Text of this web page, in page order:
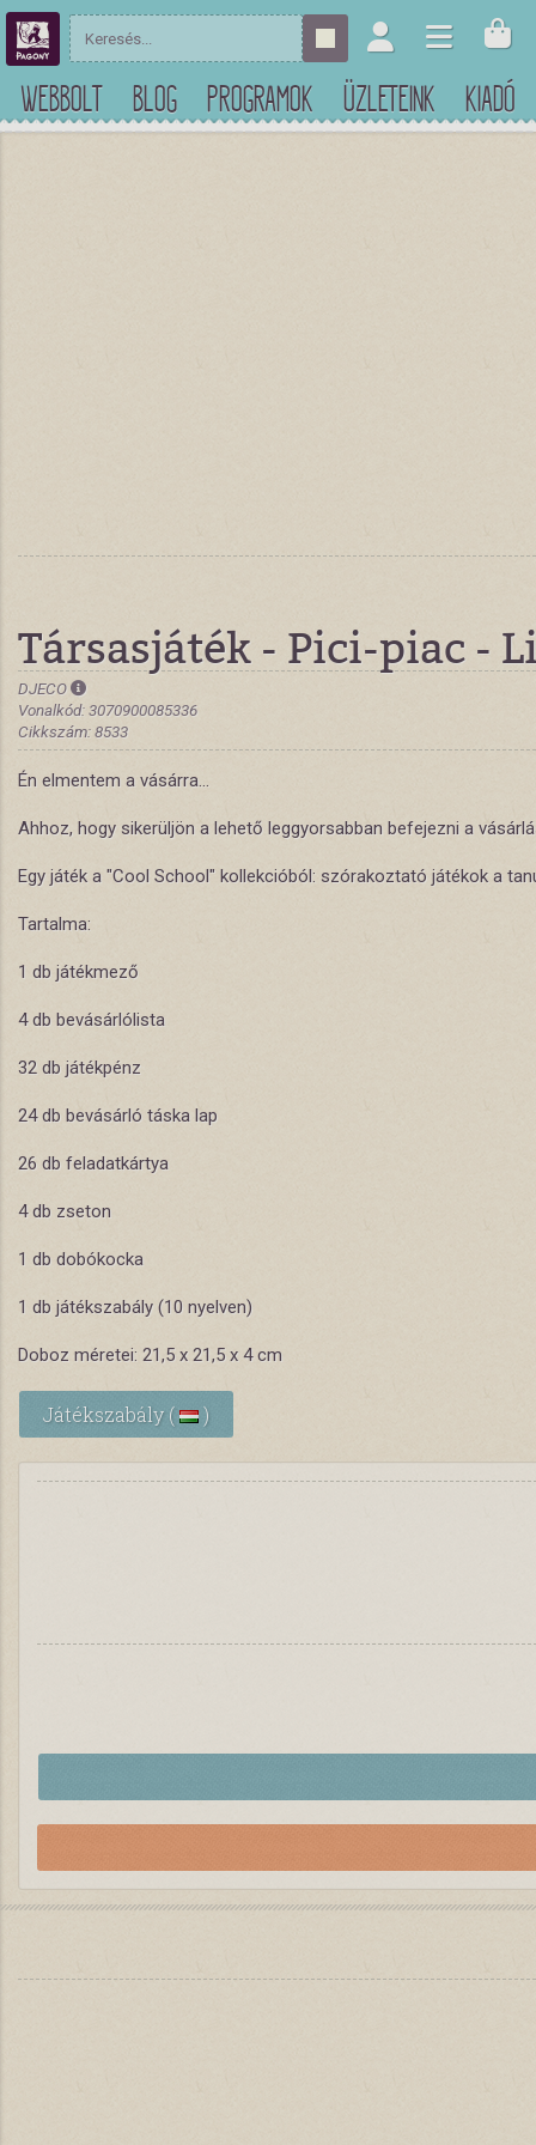
WEBBOLT BLOG PROGRAMOK ÜZLETEINK KIADÓ
Társasjáték - Pici-piac -
DJECO
Vonalkód: 3070900085336
Cikkszám: 8533
Én elmentem a vásárra...
Ahhoz, hogy sikerüljön a lehető leggyorsabban befejezni a
Egy játék a "Cool School" kollekcióból: szórakoztató játékok a
Tartalma:
1 db játékmező
4 db bevásárlólista
32 db játékpénz
24 db bevásárló táska lap
26 db feladatkártya
4 db zseton
1 db dobókocka
1 db játékszabály (10 nyelven)
Doboz méretei: 21,5 x 21,5 x 4 cm
Játékszabály ( )